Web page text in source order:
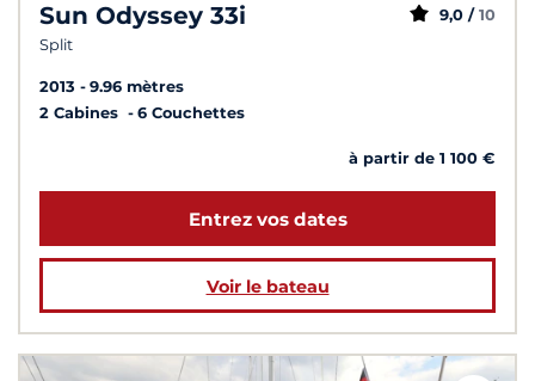
Sun Odyssey 33i
Split
9,0 / 10
2013
9.96 mètres
2 Cabines
6 Couchettes
à partir de 1 100 €
Entrez vos dates
Voir le bateau